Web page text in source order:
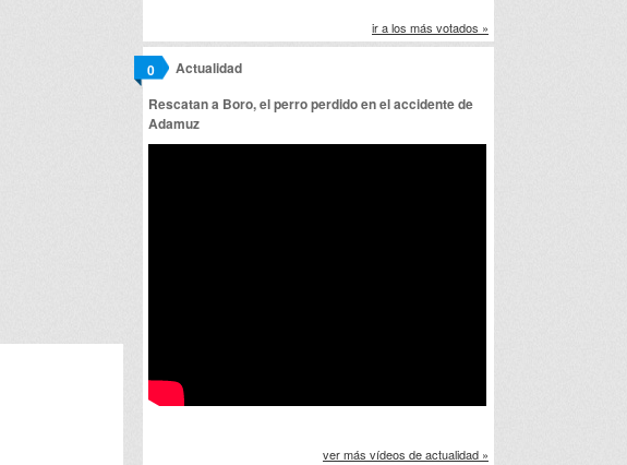
ir a los más votados »
Actualidad
0
Rescatan a Boro, el perro perdido en el accidente de
Adamuz
ver más vídeos de actualidad »